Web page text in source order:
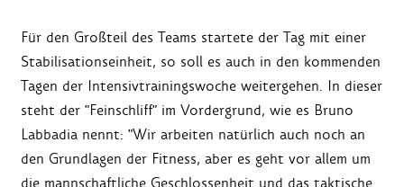
Für den Großteil des Teams startete der Tag mit einer
Stabilisationseinheit, so soll es auch in den kommenden
Tagen der Intensivtrainingswoche weitergehen. In dieser
steht der "Feinschliff" im Vordergrund, wie es Bruno
Labbadia nennt: "Wir arbeiten natürlich auch noch an
den Grundlagen der Fitness, aber es geht vor allem um
die mannschaftliche Geschlossenheit und das taktische